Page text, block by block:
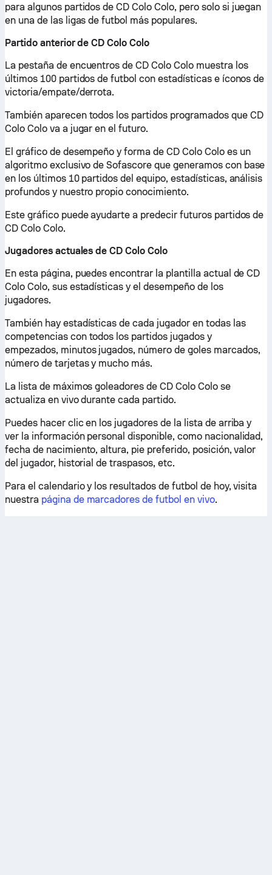
para algunos partidos de CD Colo Colo, pero solo si juegan
en una de las ligas de futbol más populares.
Partido anterior de CD Colo Colo
La pestaña de encuentros de CD Colo Colo muestra los
últimos 100 partidos de futbol con estadísticas e íconos de
victoria/empate/derrota.
También aparecen todos los partidos programados que CD
Colo Colo va a jugar en el futuro.
El gráfico de desempeño y forma de CD Colo Colo es un
algoritmo exclusivo de Sofascore que generamos con base
en los últimos 10 partidos del equipo, estadísticas, análisis
profundos y nuestro propio conocimiento.
Este gráfico puede ayudarte a predecir futuros partidos de
CD Colo Colo.
Jugadores actuales de CD Colo Colo
En esta página, puedes encontrar la plantilla actual de CD
Colo Colo, sus estadísticas y el desempeño de los
jugadores.
También hay estadísticas de cada jugador en todas las
competencias con todos los partidos jugados y
empezados, minutos jugados, número de goles marcados,
número de tarjetas y mucho más.
La lista de máximos goleadores de CD Colo Colo se
actualiza en vivo durante cada partido.
Puedes hacer clic en los jugadores de la lista de arriba y
ver la información personal disponible, como nacionalidad,
fecha de nacimiento, altura, pie preferido, posición, valor
del jugador, historial de traspasos, etc.
Para el calendario y los resultados de futbol de hoy, visita
nuestra página de marcadores de futbol en vivo.